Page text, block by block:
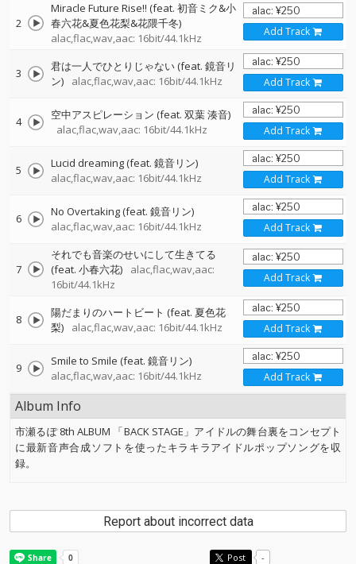
2
Miracle Future Rise!! (feat. 初音ミク&小
春六花&夏色花梨&花隈千冬)
alac,flac,wav,aac: 16bit/44.1kHz
Add Track
3
君は一人でひとりじゃない (feat. 鏡音リ
ン)
alac,flac,wav,aac: 16bit/44.1kHz Add Track
4
空中アスピレーション (feat. 双葉 湊音)
alac,flac,wav,aac: 16bit/44.1kHz
Add Track
5
Lucid dreaming (feat. 鏡音リン)
alac,flac,wav,aac: 16bit/44.1kHz
Add Track
6
No Overtaking (feat. 鏡音リン)
alac,flac,wav,aac: 16bit/44.1kHz
Add Track
7
それでも音楽のせいにして生きてる
(feat. 小春六花)
alac,flac,wav,aac:
16bit/44.1kHz
Add Track
8
陽だまりのハートビート (feat. 夏色花
梨)
alac,flac,wav,aac: 16bit/44.1kHz Add Track
9
Smile to Smile (feat. 鏡音リン)
alac,flac,wav,aac: 16bit/44.1kHz
Add Track
Album Info
市瀬るぽ 8th ALBUM 「BACK STAGE」アイドルの舞台裏をコンセプト
に最新音声合成ソフトを使ったキラキラアイドルポップソングを収
録。
Report about incorrect data
Post -